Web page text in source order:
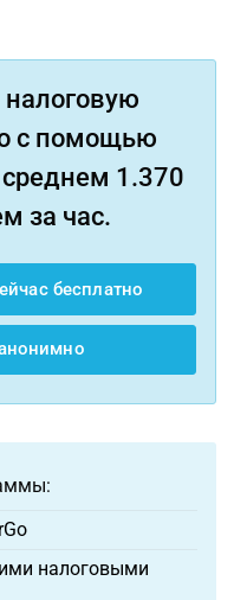
с помощью
среднем 1.370
за час.
бесплатно
налоговыми